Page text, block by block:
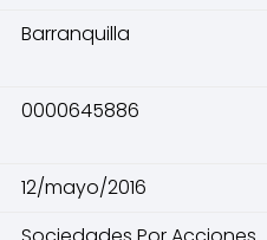
Barranquilla
0000645886
12/mayo/2016